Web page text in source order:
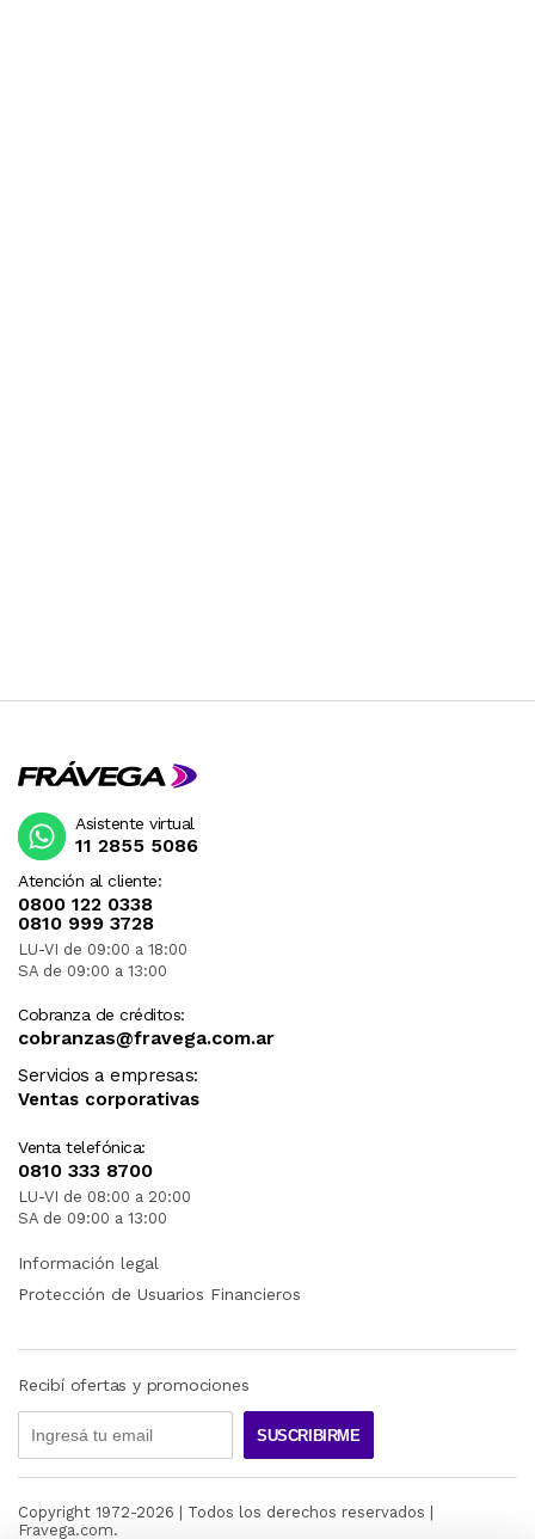
Atención al cliente:
0800 122 0338
0810 999 3728
LU-VI de 09:00 a 18:00
SA de 09:00 a 13:00
Cobranza de créditos:
cobranzas@fravega.com.ar
Servicios a empresas:
Ventas corporativas
Venta telefónica:
0810 333 8700
LU-VI de 08:00 a 20:00
SA de 09:00 a 13:00
Asistente virtual
11 2855 5086
Información legal
Protección de Usuarios Financieros
Recibí ofertas y promociones
SUSCRIBIRME
Copyright 1972-2026 | Todos los derechos reservados |
Fravega.com.